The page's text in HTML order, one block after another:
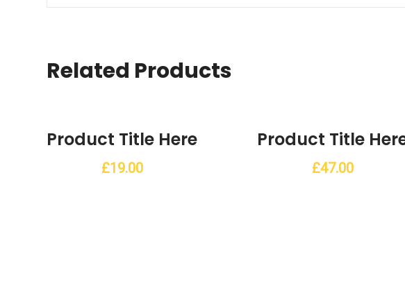
Related Products
Product Title Here
£19.00
Product Title
£47.00